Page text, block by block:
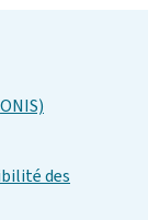
des